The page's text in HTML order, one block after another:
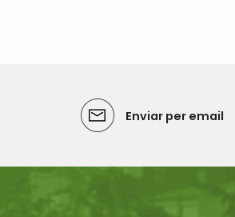
Enviar per email